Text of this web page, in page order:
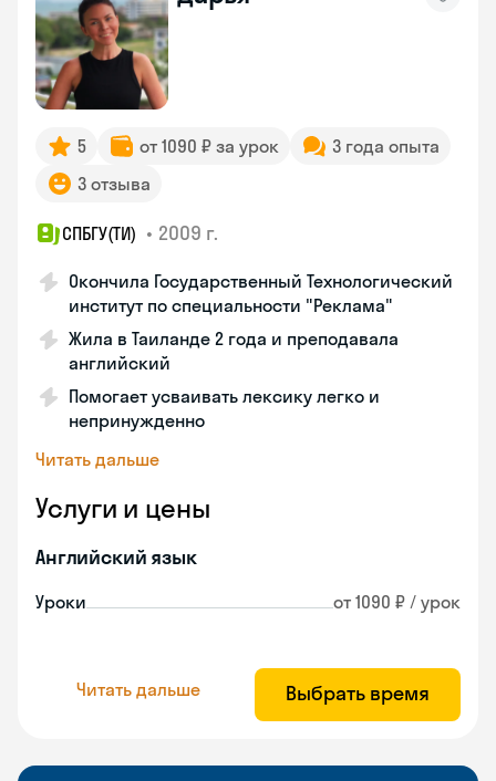
5 от 1090 ₽ за урок
3 года опыта
3 отзыва
СПБГУ(ТИ) • 2009 г.
Окончила Государственный Технологический
институт по специальности "Реклама"
Жила в Таиланде 2 года и преподавала
английский
Помогает усваивать лексику легко и
непринужденно
Читать дальше
Услуги и цены
Английский язык
Уроки от 1090 ₽ / урок
Читать дальше Выбрать время